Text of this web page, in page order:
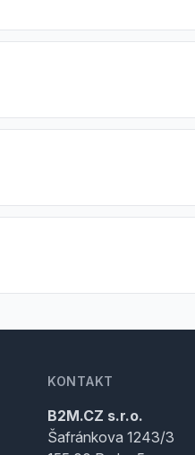
KONTAKT
B2M.CZ s.r.o.
Šafránkova 1243/3